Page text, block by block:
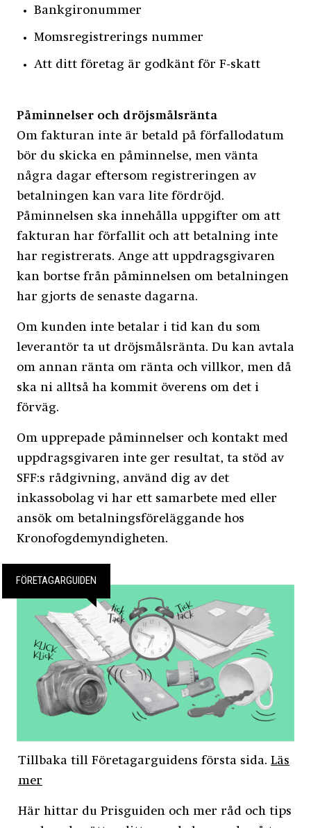
Bankgironummer
Momsregistrerings nummer
Att ditt företag är godkänt för F-skatt
Påminnelser och dröjsmålsränta
Om fakturan inte är betald på förfallodatum
bör du skicka en påminnelse, men vänta
några dagar eftersom registreringen av
betalningen kan vara lite fördröjd.
Påminnelsen ska innehålla uppgifter om att
fakturan har förfallit och att betalning inte
har registrerats. Ange att uppdragsgivaren
kan bortse från påminnelsen om betalningen
har gjorts de senaste dagarna.
Om kunden inte betalar i tid kan du som
leverantör ta ut dröjsmålsränta. Du kan avtala
om annan ränta om ränta och villkor, men då
ska ni alltså ha kommit överens om det i
förväg.
Om upprepade påminnelser och kontakt med
uppdragsgivaren inte ger resultat, ta stöd av
SFF:s rådgivning, använd dig av det
inkassobolag vi har ett samarbete med eller
ansök om betalningsföreläggande hos
Kronofogdemyndigheten.
FÖRETAGARGUIDEN
Tillbaka till Företagarguidens första sida. Läs
mer
Här hittar du Prisguiden och mer råd och tips